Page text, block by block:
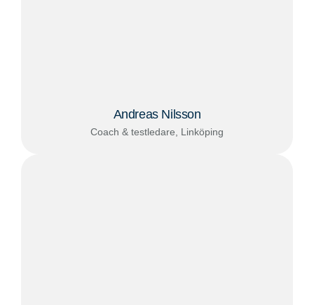
Andreas Nilsson
Coach & testledare, Linköping